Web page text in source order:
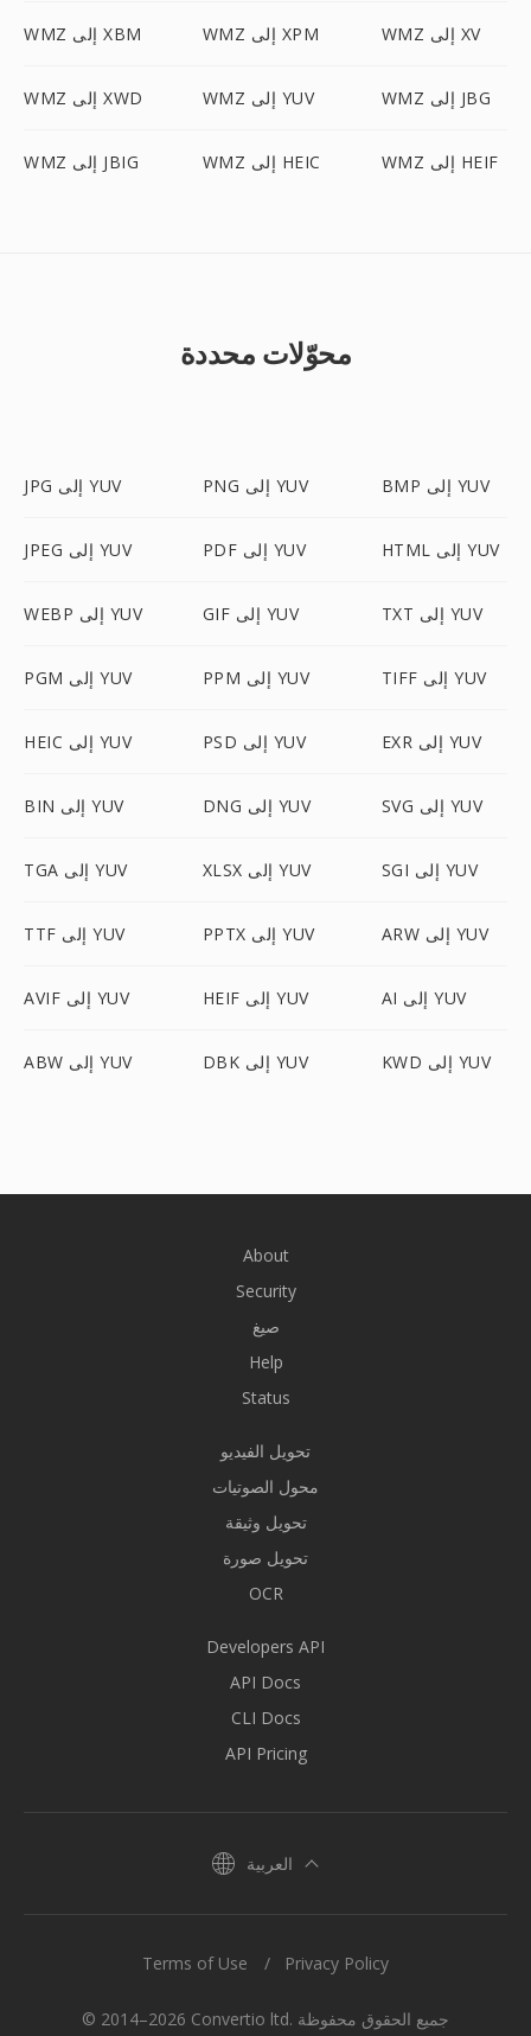
WMZ إلى XBM WMZ إلى XPM WMZ إلى XV
WMZ إلى XWD WMZ إلى YUV WMZ إلى JBG
WMZ إلى JBIG WMZ إلى HEIC WMZ إلى HEIF
محوّلات محددة
JPG إلى YUV PNG إلى YUV BMP إلى YUV
JPEG إلى YUV PDF إلى YUV HTML إلى YUV
WEBP إلى YUV GIF إلى YUV TXT إلى YUV
PGM إلى YUV PPM إلى YUV TIFF إلى YUV
HEIC إلى YUV PSD إلى YUV EXR إلى YUV
BIN إلى YUV DNG إلى YUV SVG إلى YUV
TGA إلى YUV XLSX إلى YUV SGI إلى YUV
TTF إلى YUV PPTX إلى YUV ARW إلى YUV
AVIF إلى YUV HEIF إلى YUV AI إلى YUV
ABW إلى YUV DBK إلى YUV KWD إلى YUV
About
Security
صيغ
Help
Status
تحويل الفيديو
محول الصوتيات
تحويل وثيقة
تحويل صورة
OCR
Developers API
API Docs
CLI Docs
API Pricing
العربية
© 2014–2026 Convertio ltd. جميع الحقوق محفوظة
Terms of Use Privacy Policy